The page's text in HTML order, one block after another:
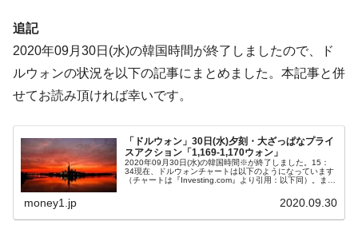
『Money1』
く空港に詰めかけ「出て行け！」「極右勢力」のプラカー
ドを掲げる「在韓反米勢力」
『Money1』
韓国政府「2035年までに18.4GW規模のAIデ
ータセンター整備」⇒ だから無理だってば。
『Money1』
JPモルガン「韓国レバレッジETFの清算は
ほぼ終わった」
『Money1』
韓国『国民年金公団』株価暴落で200兆蒸
発。
『Money1』
追記
2020年09月30日(水)の韓国時間が終了しましたので、ド
ルウォンの状況を以下の記事にまとめました。本記事と併
せてお読み頂ければ幸いです。
「ドルウォン」30日(水)夕刻・大ざっぱなプライ
スアクション「1,169-1,170ウォン」
2020年09月30日(水)の韓国時間※が終了しました。15：
34現在、ドルウォンチャートは以下のようになっています
（チャートは『Investing.com』より引用：以下同）。まだ
money1.jp 2020.09.30